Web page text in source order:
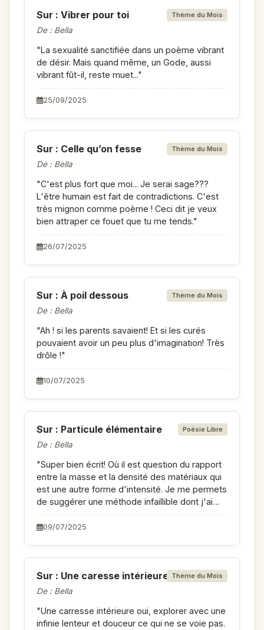
Thème du Mois
Sur : Vibrer pour toi
De : Bella
"La sexualité sanctifiée dans un poème vibrant
de désir. Mais quand même, un Gode, aussi
vibrant fût-il, reste muet..."
25/09/2025
Thème du Mois
Sur : Celle qu’on fesse
De : Bella
"C'est plus fort que moi... Je serai sage???
L'être humain est fait de contradictions. C'est
très mignon comme poème ! Ceci dit je veux
bien attraper ce fouet que tu me tends."
26/07/2025
Thème du Mois
Sur : À poil dessous
De : Bella
"Ah ! si les parents savaient! Et si les curés
pouvaient avoir un peu plus d'imagination! Très
drôle !"
10/07/2025
Poésie Libre
Sur : Particule élémentaire
De : Bella
"Super bien écrit! Où il est question du rapport
entre la masse et la densité des matériaux qui
est une autre forme d'intensité. Je me permets
de suggérer une méthode infaillible dont j'ai
entendu parler: s'enfermer avec une équipe de
rugbymen dans les vestiaires... Avant le match
09/07/2025
Thème du Mois
Sur : Une caresse intérieure
De : Bella
"Une carresse intérieure oui, explorer avec une
infinie lenteur et douceur ce qui ne se voie pas.